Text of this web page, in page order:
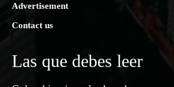
Advertisement
Contact us
Las que debes leer